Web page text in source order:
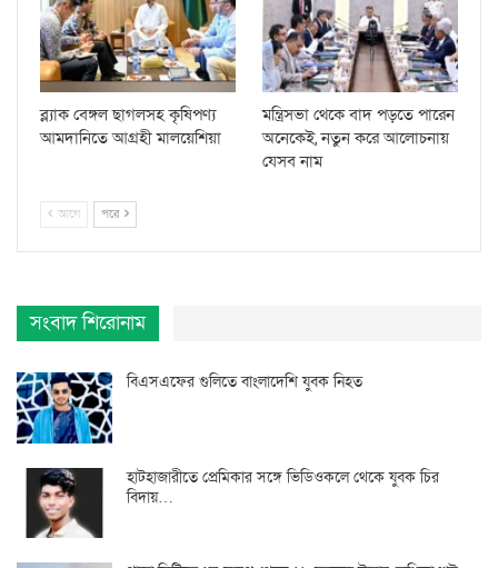
ব্ল্যাক বেঙ্গল ছাগলসহ কৃষিপণ্য
আমদানিতে আগ্রহী মালয়েশিয়া
মন্ত্রিসভা থেকে বাদ পড়তে পারেন
অনেকেই, নতুন করে আলোচনায়
যেসব নাম
আগে পরে
সংবাদ শিরোনাম
বিএসএফের গুলিতে বাংলাদেশি যুবক নিহত
হাটহাজারীতে প্রেমিকার সঙ্গে ভিডিওকলে থেকে যুবক চির
বিদায়…